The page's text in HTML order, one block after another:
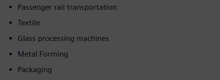
Passenger rail transportation
Textile
Glass processing machines
Metal Forming
Packaging